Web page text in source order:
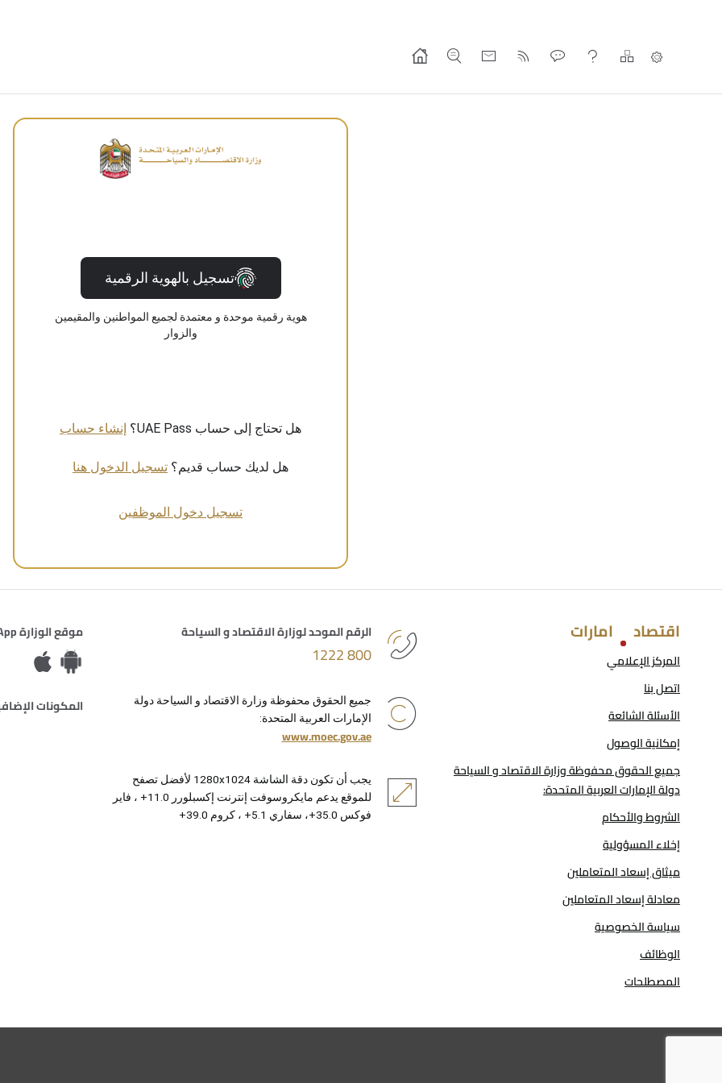
تسجيل بالهوية الرقمية
هوية رقمية موحدة و معتمدة لجميع المواطنين والمقيمين
والزوار
هل تحتاج إلى حساب UAE Pass؟ إنشاء حساب
هل لديك حساب قديم؟ تسجيل الدخول هنا
تسجيل دخول الموظفين
اقتصاد امارات
المركز الإعلامي
اتصل بنا
الأسئلة الشائعة
إمكانية الوصول
جميع الحقوق محفوظة وزارة الاقتصاد و السياحة
دولة الإمارات العربية المتحدة:
الشروط والأحكام
إخلاء المسؤولية
ميثاق إسعاد المتعاملين
معادلة إسعاد المتعاملين
سياسة الخصوصية
الوظائف
المصطلحات
الرقم الموحد لوزارة الاقتصاد و السياحة
800 1222
جميع الحقوق محفوظة وزارة الاقتصاد و السياحة دولة
الإمارات العربية المتحدة:
www.moec.gov.ae
يجب أن تكون دقة الشاشة 1280x1024 لأفضل تصفح
للموقع يدعم مايكروسوفت إنترنت إكسبلورر 11.0+ ، فاير
فوكس 35.0+، سفاري 5.1+ ، كروم 39.0+
موقع الوزارة Dashboards App
المكونات